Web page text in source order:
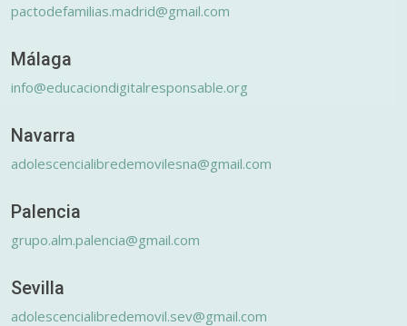
pactodefamilias.madrid@gmail.com
Málaga
info@educaciondigitalresponsable.org
Navarra
adolescencialibredemovilesna@gmail.com
Palencia
grupo.alm.palencia@gmail.com
Sevilla
adolescencialibredemovil.sev@gmail.com